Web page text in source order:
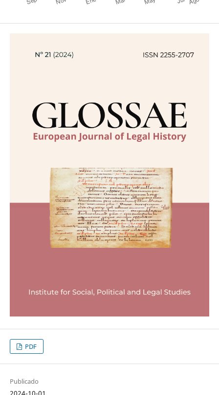
PDF
Publicado